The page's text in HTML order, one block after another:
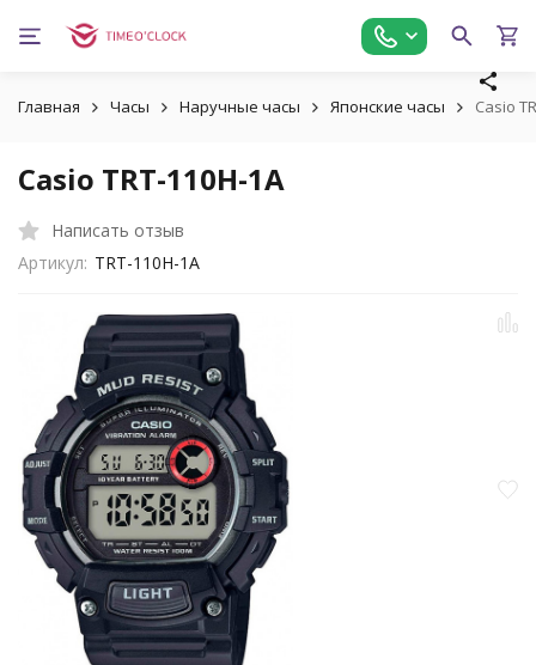
Главная Часы Наручные часы Японские часы Casio
Casio TRT-110H-1A
Написать отзыв
Артикул: TRT-110H-1A